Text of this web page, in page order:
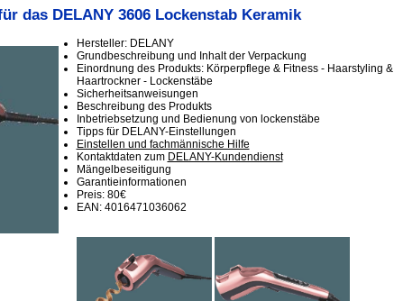
das DELANY 3606 Lockenstab Keramik
Hersteller: DELANY
Grundbeschreibung und Inhalt der Verpackung
Einordnung des Produkts: Körperpflege & Fitness - Haarstyling &
Haartrockner - Lockenstäbe
Sicherheitsanweisungen
Beschreibung des Produkts
Inbetriebsetzung und Bedienung von lockenstäbe
Tipps für DELANY-Einstellungen
Einstellen und fachmännische Hilfe
Kontaktdaten zum DELANY-Kundendienst
Mängelbeseitigung
Garantieinformationen
Preis: 80€
EAN: 4016471036062